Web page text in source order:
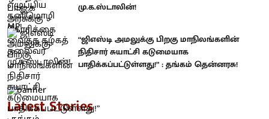
மு.க.ஸ்டாலின்!
“ஜிஎஸ்டி அமலுக்கு பிறகு மாநிலங்களின்
நிதிசார் சுயாட்சி கடுமையாக
பாதிக்கப்பட்டுள்ளது!” : தங்கம் தென்னரசு!
Latest Stories